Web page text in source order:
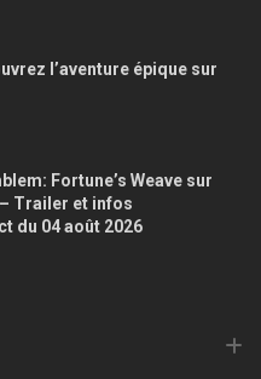
l’aventure épique sur
Fortune’s Weave sur
Trailer et infos
du 04 août 2026